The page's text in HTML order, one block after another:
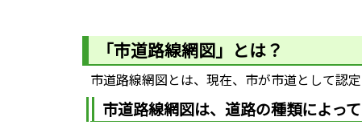
「市道路線網図」とは？
市道路線網図とは、現在、市が市道として認
市道路線網図は、道路の種類によっ